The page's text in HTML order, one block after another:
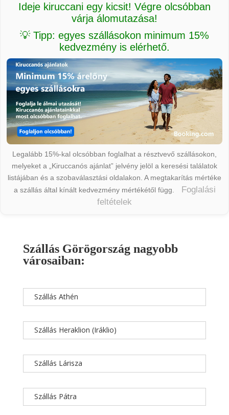
Ideje kiruccani egy kicsit! Végre olcsóbban
várja álomutazása!
💡 Tipp: egyes szállásokon minimum 15%
kedvezmény is elérhető.
Legalább 15%-kal olcsóbban foglalhat a résztvevő szállásokon,
melyeket a „Kiruccanós ajánlat” jelvény jelöl a keresési találatok
listájában és a szobaválasztási oldalakon. A megtakarítás mértéke
a szállás által kínált kedvezmény mértékétől függ.
Foglalási
feltételek
Szállás Görögország nagyobb
városaiban:
Szállás Athén
Szállás Heraklion (Iráklio)
Szállás Lárisza
Szállás Pátra